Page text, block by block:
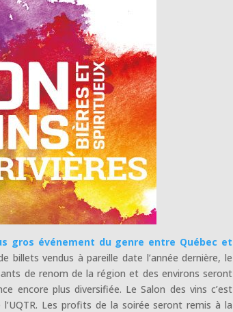
gros événement du genre entre Québec et
billets vendus à pareille date l’année dernière, le
de renom de la région et des environs seront
encore plus diversifiée. Le Salon des vins c’est
Les profits de la soirée seront remis à la